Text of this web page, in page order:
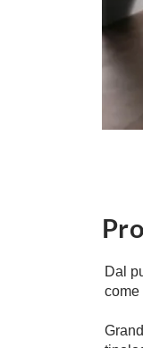
Dal
come